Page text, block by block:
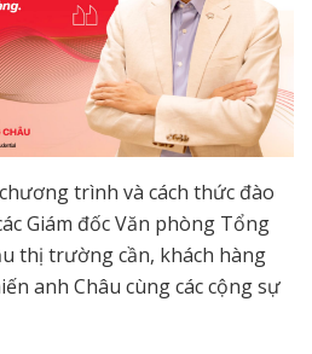
trình và cách thức đào
Giám đốc Văn phòng Tổng
thị trường cần, khách hàng
anh Châu cùng các cộng sự